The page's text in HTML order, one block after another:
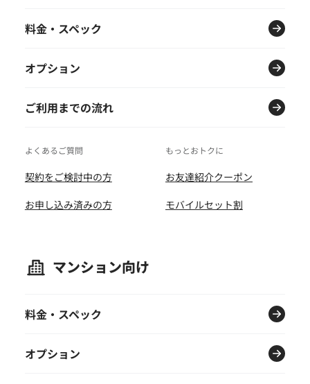
料金・スペック
オプション
ご利用までの流れ
よくあるご質問
契約をご検討中の方
お申し込み済みの方
もっとおトクに
お友達紹介クーポン
モバイルセット割
マンション向け
料金・スペック
オプション